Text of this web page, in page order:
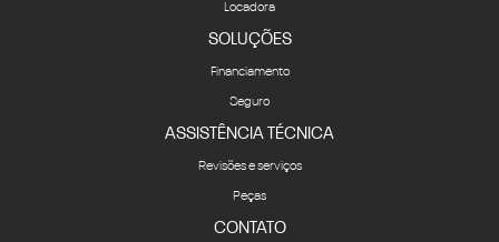
Locadora
SOLUÇÕES
Financiamento
Seguro
ASSISTÊNCIA TÉCNICA
Revisões e serviços
Peças
CONTATO